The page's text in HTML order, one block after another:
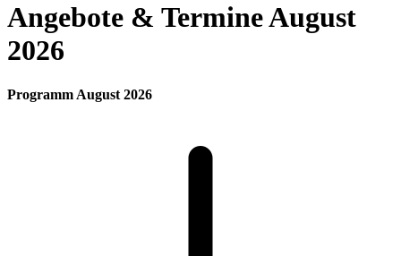
Angebote & Termine August
2026
Programm August 2026